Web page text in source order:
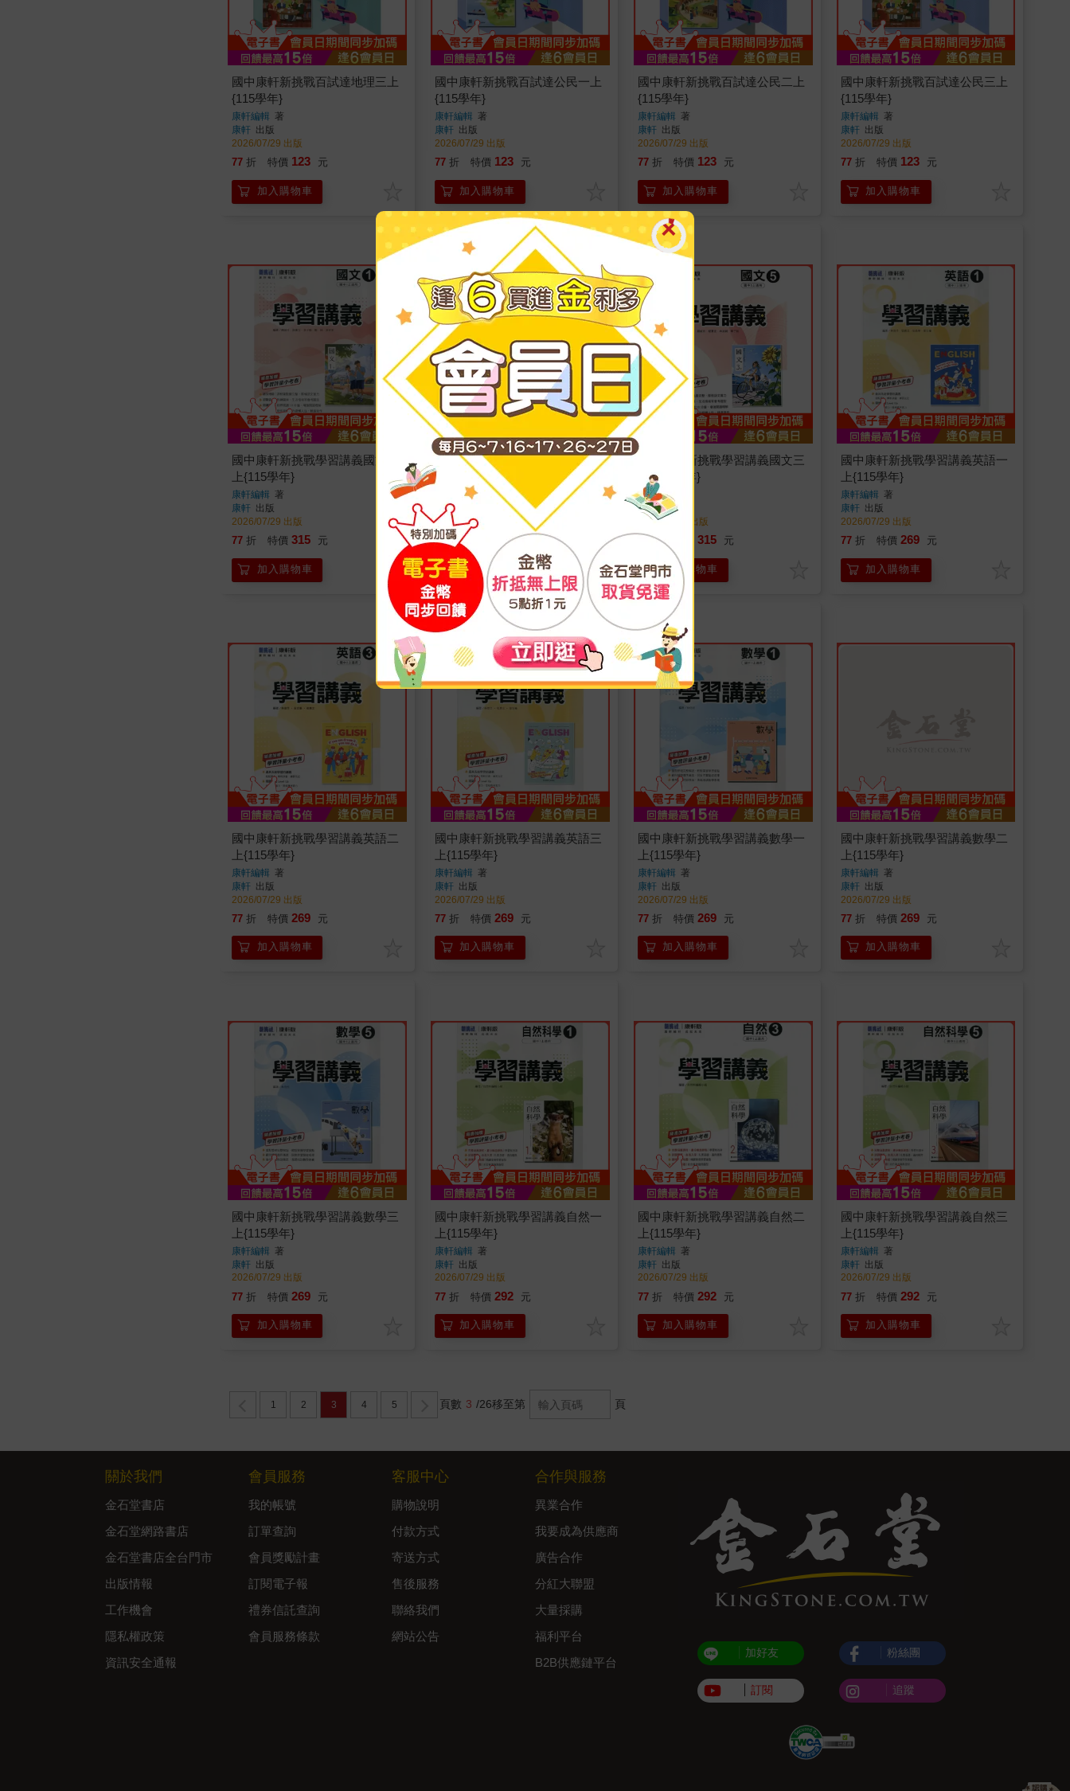
國中康軒新挑戰百試達地理三上
{115學年}
康軒編輯 著
康軒 出版
2026/07/29 出版
77 折 特價 123 元
加入購物車
國中康軒新挑戰百試達公民一上
{115學年}
康軒編輯 著
康軒 出版
2026/07/29 出版
77 折 特價 123 元
加入購物車
國中康軒新挑戰百試達公民二上
{115學年}
康軒編輯 著
康軒 出版
2026/07/29 出版
77 折 特價 123 元
加入購物車
國中康軒新挑戰百試達公民三上
{115學年}
康軒編輯 著
康軒 出版
2026/07/29 出版
77 折 特價 123 元
加入購物車
國中康軒新挑戰學習講義國文一
上{115學年}
康軒編輯 著
康軒 出版
2026/07/29 出版
77 折 特價 315 元
加入購物車
國中康軒新挑戰學習講義國文二
上{115學年}
康軒編輯著
康軒
2026/07/29 出版
77 折 315 元
加入購物車
國中康軒新挑戰學習講義國文三
上{115學年}
康軒編輯
康軒出版
2026/07/29 出版
77 折 315 元
加入購物車
國中康軒新挑戰學習講義英語一
上{115學年}
康軒編輯 著
康軒 出版
2026/07/29 出版
77 折 特價 269 元
加入購物車
國中康軒新挑戰學習講義英語二
上{115學年}
康軒編輯 著
康軒 出版
2026/07/29 出版
77 折 特價 269 元
加入購物車
國中康軒新挑戰學習講義英語三
上{115學年}
康軒編輯 著
康軒 出版
2026/07/29 出版
77 折 特價 269 元
加入購物車
國中康軒新挑戰學習講義數學一
上{115學年}
康軒編輯 著
康軒 出版
2026/07/29 出版
77 折 特價 269 元
加入購物車
國中康軒新挑戰學習講義數學二
上{115學年}
康軒編輯 著
康軒 出版
2026/07/29 出版
77 折 特價 269 元
加入購物車
國中康軒新挑戰學習講義數學三
上{115學年}
康軒編輯 著
康軒 出版
2026/07/29 出版
77 折 特價 269 元
加入購物車
國中康軒新挑戰學習講義自然一
上{115學年}
康軒編輯 著
康軒 出版
2026/07/29 出版
77 折 特價 292 元
加入購物車
國中康軒新挑戰學習講義自然二
上{115學年}
康軒編輯 著
康軒 出版
2026/07/29 出版
77 折 特價 292 元
加入購物車
國中康軒新挑戰學習講義自然三
上{115學年}
康軒編輯 著
康軒 出版
2026/07/29 出版
77 折 特價 292 元
加入購物車
1 2 3 4 5 頁數 3 /26移至第 頁
關於我們
金石堂書店
金石堂網路書店
金石堂書店全台門市
出版情報
工作機會
隱私權政策
資訊安全通報
會員服務
我的帳號
訂單查詢
會員獎勵計畫
訂閱電子報
禮券信託查詢
會員服務條款
客服中心
購物說明
付款方式
寄送方式
售後服務
聯絡我們
網站公告
合作與服務
異業合作
我要成為供應商
廣告合作
分紅大聯盟
大量採購
福利平台
B2B供應鏈平台
加好友
訂閱
粉絲團
追蹤